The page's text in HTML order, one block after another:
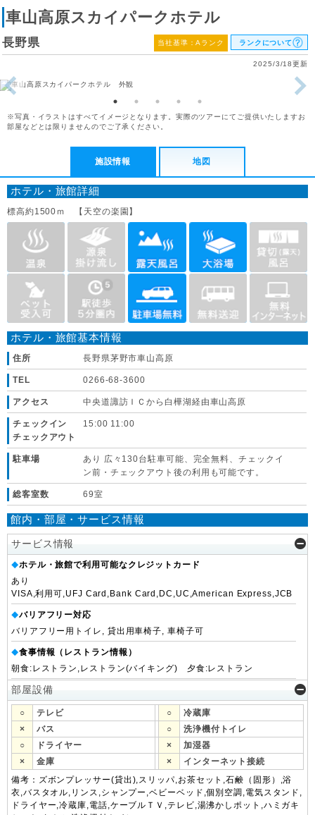
車山高原スカイパークホテル
長野県 当社基準：Aランク ランクについて
2025/3/18更新
※写真・イラストはすべてイメージとなります。実際のツアーにてご提供いたしますお
部屋などとは限りませんのでご了承ください。
施設情報 地図
ホテル・旅館詳細
標高約1500ｍ 【天空の楽園】
ホテル・旅館基本情報
住所 長野県茅野市車山高原
TEL 0266-68-3600
アクセス 中央道諏訪ＩＣから白樺湖経由車山高原
チェックイン
チェックアウト
15:00 11:00
駐車場
あり 広々130台駐車可能、完全無料、チェックイ
ン前・チェックアウト後の利用も可能です。
総客室数 69室
館内・部屋・サービス情報
サービス情報
◆ホテル・旅館で利用可能なクレジットカード
あり
VISA,利用可,UFJ Card,Bank Card,DC,UC,American Express,JCB
◆バリアフリー対応
バリアフリー用トイレ, 貸出用車椅子, 車椅子可
◆食事情報（レストラン情報）
朝食:レストラン,レストラン(バイキング) 夕食:レストラン
部屋設備
○ テレビ ○
冷蔵庫
×
バス ○
洗浄機付トイレ
○
ドライヤー ×
加湿器
×
金庫 ×
インターネット接続
備考：ズボンプレッサー(貸出),スリッパ,お茶セット,石鹸（固形）,浴
衣,バスタオル,リンス,シャンプー,ベビーベッド,個別空調,電気スタンド,
ドライヤー,冷蔵庫,電話,ケーブルＴＶ,テレビ,湯沸かしポット,ハミガキ